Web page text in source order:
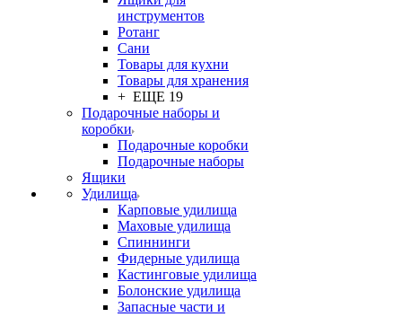
инструментов
Ротанг
Сани
Товары для кухни
Товары для хранения
+ ЕЩЕ 19
Подарочные наборы и
коробки
Подарочные коробки
Подарочные наборы
Ящики
Удилища
Карповые удилища
Маховые удилища
Спиннинги
Фидерные удилища
Кастинговые удилища
Болонские удилища
Запасные части и